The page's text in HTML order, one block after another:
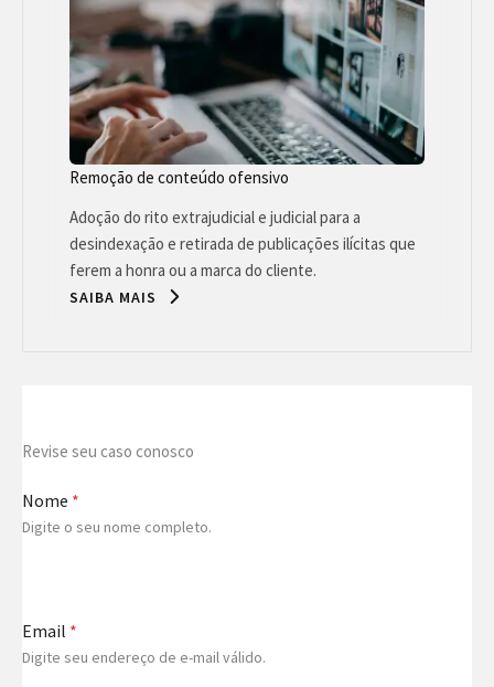
Remoção de conteúdo ofensivo
Adoção do rito extrajudicial e judicial para a
desindexação e retirada de publicações ilícitas que
ferem a honra ou a marca do cliente.
SAIBA MAIS
Revise seu caso conosco
Nome *
Digite o seu nome completo.
Email *
Digite seu endereço de e-mail válido.